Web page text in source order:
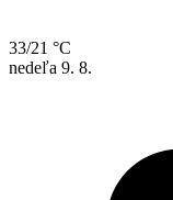
33/21 °C
nedeľa 9. 8.